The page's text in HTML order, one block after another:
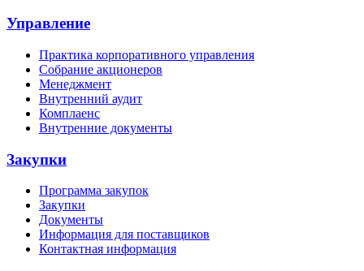
Управление
Практика корпоративного управления
Собрание акционеров
Менеджмент
Внутренний аудит
Комплаенс
Внутренние документы
Закупки
Программа закупок
Закупки
Документы
Информация для поставщиков
Контактная информация